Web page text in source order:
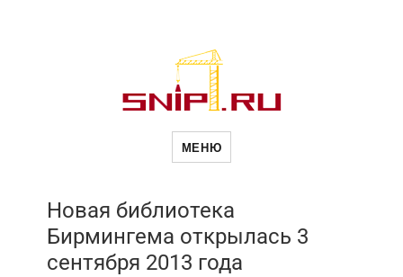
Новое в
МЕНЮ
Новая библиотека
Бирмингема открылась 3
сентября 2013 года